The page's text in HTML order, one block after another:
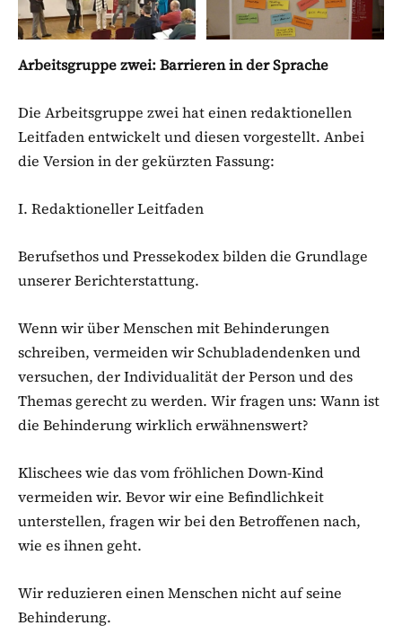
Arbeitsgruppe zwei: Barrieren in der Sprache
Die Arbeitsgruppe zwei hat einen redaktionellen
Leitfaden entwickelt und diesen vorgestellt. Anbei
die Version in der gekürzten Fassung:
I. Redaktioneller Leitfaden
Berufsethos und Pressekodex bilden die Grundlage
unserer Berichterstattung.
Wenn wir über Menschen mit Behinderungen
schreiben, vermeiden wir Schubladendenken und
versuchen, der Individualität der Person und des
Themas gerecht zu werden. Wir fragen uns: Wann ist
die Behinderung wirklich erwähnenswert?
Klischees wie das vom fröhlichen Down-Kind
vermeiden wir. Bevor wir eine Befindlichkeit
unterstellen, fragen wir bei den Betroffenen nach,
wie es ihnen geht.
Wir reduzieren einen Menschen nicht auf seine
Behinderung.